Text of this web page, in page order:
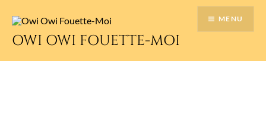
contenu
OWI OWI FOUETTE-MOI
MENU